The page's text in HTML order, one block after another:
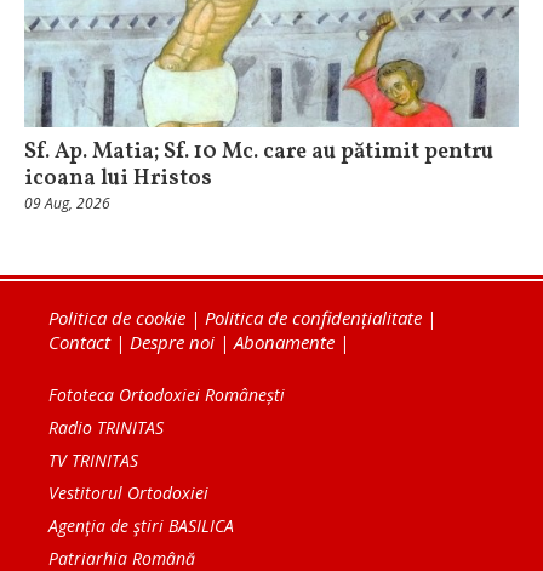
Sf. Ap. Matia; Sf. 10 Mc. care au pătimit pentru
icoana lui Hristos
09 Aug, 2026
Politica de cookie | Politica de confidențialitate |
Contact| Despre noi | Abonamente |
Fototeca Ortodoxiei Românești
Radio TRINITAS
TV TRINITAS
Vestitorul Ortodoxiei
Agenţia de ştiri BASILICA
Patriarhia Română